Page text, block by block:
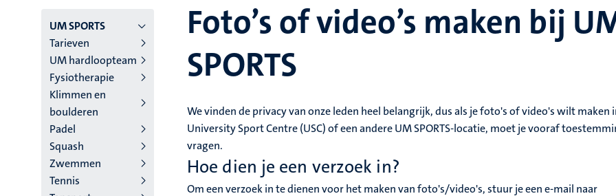
Hoofmenu
niveau
4
Nederlands
(NL)
UM SPORTS
Tarieven
UM hardloopteam
Fysiotherapie
Klimmen en
boulderen
Padel
Squash
Zwemmen
Tennis
Foto’s of video’s maken bij
SPORTS
We vinden de privacy van onze leden heel belangrijk, dus als je foto's of video's wilt maken
University Sport Centre (USC) of een andere UM SPORTS-locatie, moet je vooraf
vragen.
Hoe dien je een verzoek in?
Om een verzoek in te dienen voor het maken van foto's/video's, stuur je een e-mail naar